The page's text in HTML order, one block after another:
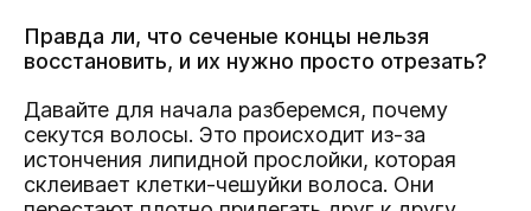
Правда ли, что сеченые концы нельзя
восстановить, и их нужно просто отрезать?
Давайте для начала разберемся, почему
секутся волосы. Это происходит из-за
истончения липидной прослойки, которая
склеивает клетки-чешуйки волоса. Они